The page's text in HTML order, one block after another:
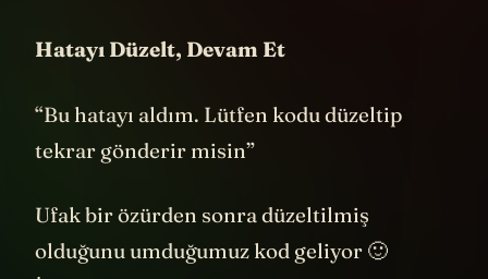
“Bu hatayı aldım. Lütfen kodu düzeltip
Ufak bir özürden sonra düzeltilmiş